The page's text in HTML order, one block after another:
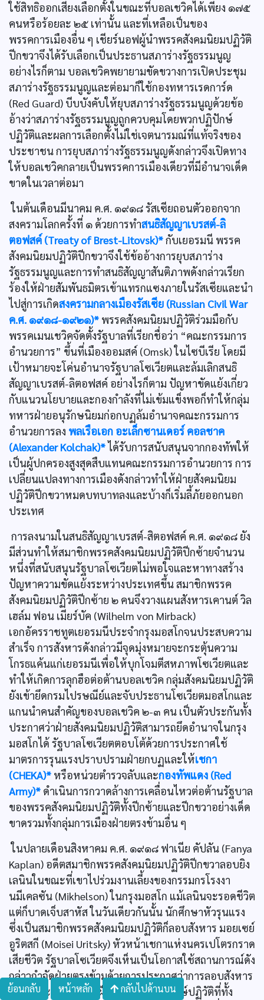
ใช้สิทธิออกเสียงเลือกตั้งในขณะที่บอลเชวิคได้เพียง ๑๗๕
คนหรือร้อยละ ๒๕ เท่านั้น และที่เหลือเป็นของ
พรรคการเมืองอื่น ๆ เชียร์นอฟผู้นำพรรคสังคมนิยมปฏิวัติ
ปีกขวาจึงได้รับเลือกเป็นประธานสภาร่างรัฐธรรมนูญ
อย่างไรก็ตาม บอลเชวิคพยายามขัดขวางการเปิดประชุม
สภาร่างรัฐธรรมนูญและต่อมาก็ใช้กองทหารเรดการ์ด
(Red Guard) บีบบังคับให้ยุบสภาร่างรัฐธรรมนูญด้วยข้อ
อ้างว่าสภาร่างรัฐธรรมนูญถูกควบคุมโดยพวกปฏิปักษ์
ปฏิวัติและผลการเลือกตั้งไม่ใช่เจตนารมณ์ที่แท้จริงของ
ประชาชน การยุบสภาร่างรัฐธรรมนูญดังกล่าวจึงเปิดทาง
ให้บอลเชวิคกลายเป็นพรรคการเมืองเดียวที่มีอำนาจเด็ด
ขาดในเวลาต่อมา
ในต้นเดือนมีนาคม ค.ศ. ๑๙๑๘ รัสเซียถอนตัวออกจาก
สงครามโลกครั้งที่ ๑ ด้วยการทำสนธิสัญญาเบรสต์-ลิ
ตอฟสค์ (Treaty of Brest-Litovsk)*กับเยอรมนี พรรค
สังคมนิยมปฏิวัติปีกขวาจึงใช้ข้ออ้างการยุบสภาร่าง
รัฐธรรมนูญและการทำสนธิสัญญาสันติภาพดังกล่าวเรียก
ร้องให้ฝ่ายสัมพันธมิตรเข้าแทรกแซงภายในรัสเซียและนำ
ไปสู่การเกิดสงครามกลางเมืองรัสเซีย (Russian Civil War
ค.ศ. ๑๙๑๘-๑๙๒๑)* พรรคสังคมนิยมปฏิวัติร่วมมือกับ
พรรคเมนเชวิคจัดตั้งรัฐบาลที่เรียกชื่อว่า “คณะกรรมการ
อำนวยการ” ขึ้นที่เมืองออมสค์ (Omsk) ในไซบีเรีย โดยมี
เป้าหมายจะโค่นอำนาจรัฐบาลโซเวียตและล้มเลิกสนธิ
สัญญาเบรสต์-ลิตอฟสค์ อย่างไรก็ตาม ปัญหาขัดแย้งเกี่ยว
กับแนวนโยบายและกองกำลังที่ไม่เข้มแข็งพอก็ทำให้กลุ่ม
ทหารฝ่ายอนุรักษนิยมก่อกบฏล้มอำนาจคณะกรรมการ
อำนวยการลง พลเรือเอก อะเล็กซานเดอร์ คอลชาค
(Alexander Kolchak)*ได้รับการสนับสนุนจากกองทัพให้
เป็นผู้ปกครองสูงสุดสืบแทนคณะกรรมการอำนวยการ การ
เปลี่ยนแปลงทางการเมืองดังกล่าวทำให้ฝ่ายสังคมนิยม
ปฏิวัติปีกขวาหมดบทบาทลงและบ้างก็เริ่มลี้ภัยออกนอก
ประเทศ
การลงนามในสนธิสัญญาเบรสต์-สิตอฟสค์ ค.ศ. ๑๙๑๘ ยัง
มีส่วนทำให้สมาชิกพรรคสังคมนิยมปฏิวัติปีกซ้ายจำนวน
หนึ่งที่สนับสนุนรัฐบาลโซเวียตไม่พอใจและหาทางสร้าง
ปัญหาความขัดแย้งระหว่างประเทศขึ้น สมาชิกพรรค
สังคมนิยมปฏิวัติปีกซ้าย ๒ คนจึงวางแผนสังหารเคานต์ วิล
เฮล์ม ฟอน เมียร์บัค (Wilhelm von Mirback)
เอกอัครราชทูตเยอรมนีประจำกรุงมอสโกจนประสบความ
สำเร็จ การสังหารดังกล่าวมีจุดมุ่งหมายจะกระตุ้นความ
โกรธแค้นแก่เยอรมนีเพื่อให้บุกโจมตีสหภาพโซเวียตและ
ทำให้เกิดการลุกฮือต่อต้านบอลเชวิค กลุ่มสังคมนิยมปฏิวัติ
ยังเข้ายึดกรมไปรษณีย์และจับประธานโซเวียตมอสโกและ
แกนนำคนสำคัญของบอลเชวิค ๒-๓ คน เป็นตัวประกันทั้ง
ประกาศว่าฝ่ายสังคมนิยมปฏิวัติสามารถยึดอำนาจในกรุง
มอสโกได้ รัฐบาลโซเวียตตอบโต้ด้วยการประกาศใช้
มาตรการรุนแรงปราบปรามฝ่ายกบฏและให้เชกา
(CHEKA)* หรือหน่วยตำรวจลับและกองทัพแดง (Red
Army)* ดำเนินการกวาดล้างการเคลื่อนไหวต่อต้านรัฐบาล
ของพรรคสังคมนิยมปฏิวัติทั้งปีกซ้ายและปีกขวาอย่างเด็ด
ขาดรวมทั้งกลุ่มการเมืองฝ่ายตรงข้ามอื่น ๆ
ในปลายเดือนสิงหาคม ค.ศ. ๑๙๑๘ ฟาเนีย คัปลัน (Fanya
Kaplan) อดีตสมาชิกพรรคสังคมนิยมปฏิวัติปีกขวาลอบยิง
เลนินในขณะที่เขาไปร่วมงานเลี้ยงของกรรมกรโรงงา
นมีเคลซัน (Mikhelson) ในกรุงมอสโก แม้เลนินจะรอดชีวิต
แต่ก็บาดเจ็บสาหัส ในวันเดียวกันนั้น นักศึกษาหัวรุนแรง
ซึ่งเป็นสมาชิกพรรคสังคมนิยมปฏิวัติก็ลอบสังหาร มอยเซย์
อูริตสกี (Moisei Uritsky) หัวหน้าเชกาแห่งนครเปโตรกราด
เสียชีวิต รัฐบาลโซเวียตจึงเห็นเป็นโอกาสใช้สถานการณ์ดัง
กล่าวกำจัดฝ่ายตรงข้ามด้วยการประกาศว่าการลอบสังหาร
เลนินและอูริตสกีเป็นฝีมือของฝ่ายปฏิปักษ์ปฏิวัติที่ทั้ง
ย้อนกลับ หน้าหลัก กลับไปด้านบน